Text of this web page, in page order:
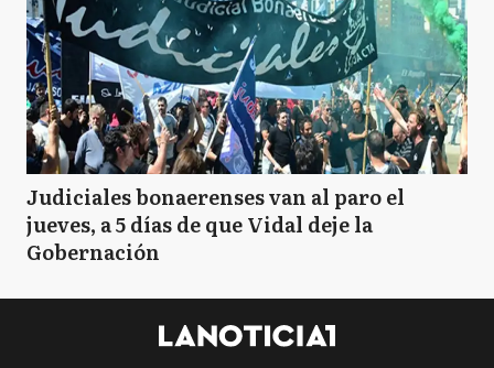
Judiciales bonaerenses van al paro el
jueves, a 5 días de que Vidal deje la
Gobernación